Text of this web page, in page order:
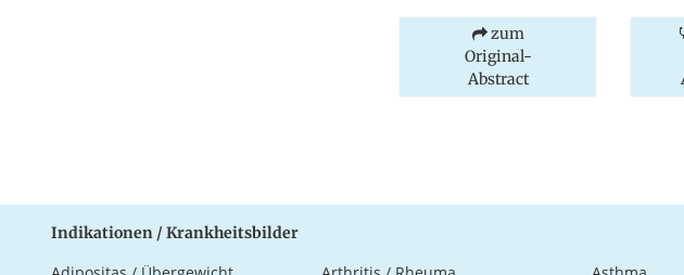
zum
Original-
Abstract
Indikationen / Krankheitsbilder